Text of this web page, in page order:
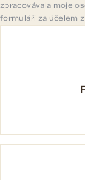
zpracovávala moje
formuláři za účelem